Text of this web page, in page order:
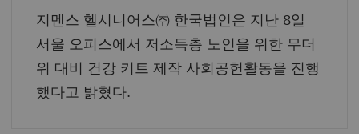
지멘스 헬시니어스㈜ 한국법인은 지난 8일
서울 오피스에서 저소득층 노인을 위한 무더
위 대비 건강 키트 제작 사회공헌활동을 진행
했다고 밝혔다.